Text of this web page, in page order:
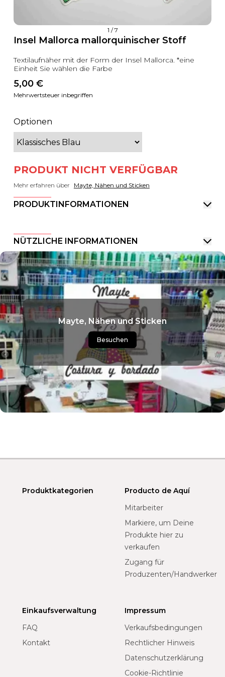
1 /7
Insel Mallorca mallorquinischer Stoff
Textilaufnäher mit der Form der Insel Mallorca. *eine
Einheit Sie wählen die Farbe
5,00 €
Mehrwertsteuer inbegriffen
Optionen
PRODUKT NICHT VERFÜGBAR
Mehr erfahren über Mayte, Nähen und Sticken
PRODUKTINFORMATIONEN
NÜTZLICHE INFORMATIONEN
Mayte, Nähen und Sticken
Besuchen
Produktkategorien
Producto de Aquí
Mitarbeiter
Markiere, um Deine
Produkte hier zu
verkaufen
Zugang für
Produzenten/Handwerker
Einkaufsverwaltung
FAQ
Kontakt
Impressum
Verkaufsbedingungen
Rechtlicher Hinweis
Datenschutzerklärung
Cookie-Richtlinie